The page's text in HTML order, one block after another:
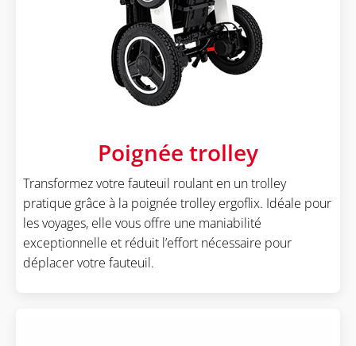
Poignée trolley
Transformez votre fauteuil roulant en un trolley
pratique grâce à la poignée trolley ergoflix. Idéale pour
les voyages, elle vous offre une maniabilité
exceptionnelle et réduit l’effort nécessaire pour
déplacer votre fauteuil.